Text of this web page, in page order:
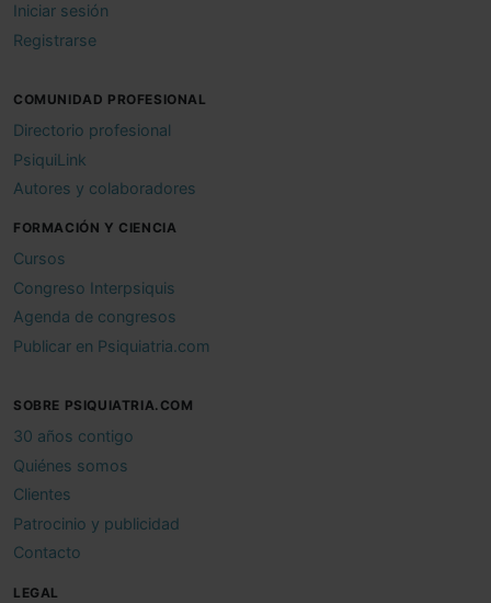
Iniciar sesión
Registrarse
COMUNIDAD PROFESIONAL
Directorio profesional
PsiquiLink
Autores y colaboradores
FORMACIÓN Y CIENCIA
Cursos
Congreso Interpsiquis
Agenda de congresos
Publicar en Psiquiatria.com
SOBRE PSIQUIATRIA.COM
30 años contigo
Quiénes somos
Clientes
Patrocinio y publicidad
Contacto
LEGAL